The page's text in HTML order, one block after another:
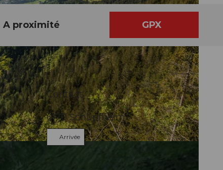
A proximité GPX
Contact
6170Schüpfheim
Arrivée